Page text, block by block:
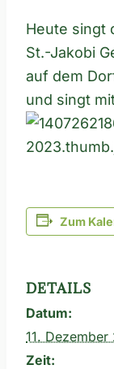
Heute singt
St.-Jakobi
auf dem
und singt
Zum
DETAILS
Datum:
11. Dezember
Zeit: